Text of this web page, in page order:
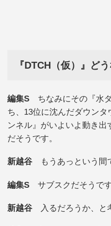
『DTCH（仮）』ど
編集S ちなみにその『水
ち、13位に沈んだダウン
ンネル』がいよいよ動き出
だそうです。
新越谷 もうあっという間
編集S サブスクだそうで
新越谷 入るだろうか、と